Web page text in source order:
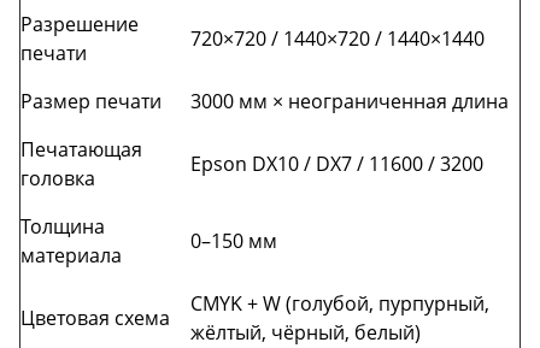
Разрешение
печати
720×720 / 1440×720 / 1440×1440
Размер печати
3000 мм × неограниченная длина
Печатающая
головка
Epson DX10 / DX7 / 11600 / 3200
Толщина
материала
0–150 мм
Цветовая схема
CMYK + W (голубой, пурпурный,
жёлтый, чёрный, белый)